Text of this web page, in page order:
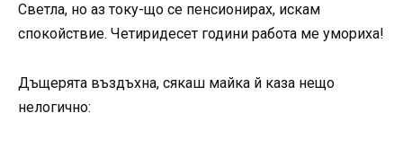
Светла, но аз току-що се пенсионирах, искам
спокойствие. Четиридесет години работа ме умориха!
Дъщерята въздъхна, сякаш майка й каза нещо
нелогично: